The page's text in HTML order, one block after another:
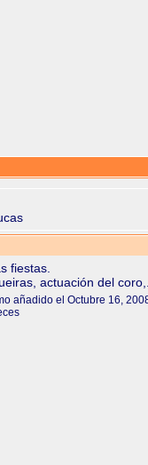
fiestas.
actuación del
añadido el Octubre 16,